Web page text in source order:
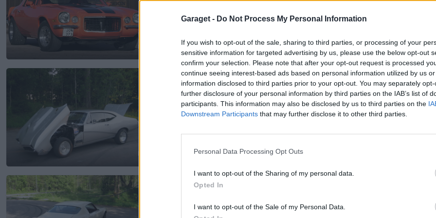
Garaget - Do Not Process My Personal Information
If you wish to opt-out of the sale, sharing to third parties, or processing of your
sensitive information for targeted advertising by us, please use the below opt-out
confirm your selection. Please note that after your opt-out request is processed
continue seeing interest-based ads based on personal information utilized by us
information disclosed to third parties prior to your opt-out. You may separately
further disclosure of your personal information by third parties on the IAB’s list of
participants. This information may also be disclosed by us to third parties on the
Downstream Participants that may further disclose it to other third parties.
Personal Data Processing Opt Outs
I want to opt-out of the Sharing of my personal data.
Opted In
I want to opt-out of the Sale of my Personal Data.
Buick GS 400"Skylark" (1968)
25 986 visningar130 kommentarer 98 6 sept. 10
Pontiac Firebird "Esprit"